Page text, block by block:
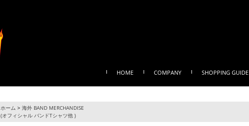
HOME COMPANY SHOPPING GUIDE
ホーム > 海外 BAND MERCHANDISE
(オフィシャル バンドTシャツ他 )